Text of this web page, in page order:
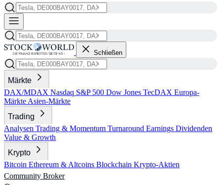
Schließen
Märkte
DAX/MDAX Nasdaq S&P 500 Dow Jones TecDAX Europa-
Märkte Asien-Märkte
Trading
Analysen Trading & Momentum Turnaround Earnings Dividenden
Value & Growth
Krypto
Bitcoin Ethereum & Altcoins Blockchain Krypto-Aktien
Community Broker